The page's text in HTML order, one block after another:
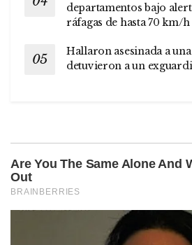
departamentos bajo
ráfagas de hasta 70 km/h
Hallaron asesinada a
detuvieron a un